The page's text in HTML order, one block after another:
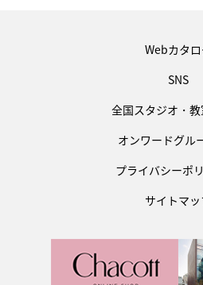
Webカタ
SNS
全国スタジオ・
オンワードグル
プライバシーポ
サイトマ